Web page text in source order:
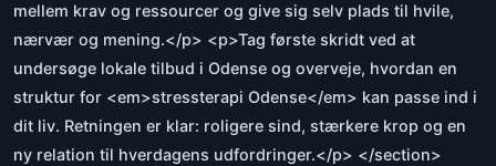
mellem krav og ressourcer og give sig selv plads til hvile,
nærvær og mening.</p> <p>Tag første skridt ved at
undersøge lokale tilbud i Odense og overveje, hvordan en
struktur for <em>stressterapi Odense</em> kan passe ind i
dit liv. Retningen er klar: roligere sind, stærkere krop og en
ny relation til hverdagens udfordringer.</p> </section>